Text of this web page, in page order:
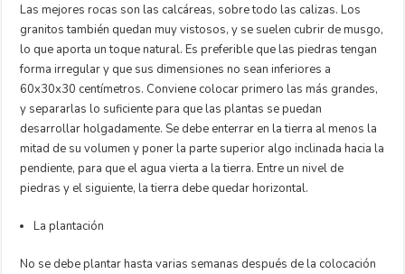
Las mejores rocas son las calcáreas, sobre todo las calizas. Los
granitos también quedan muy vistosos, y se suelen cubrir de musgo,
lo que aporta un toque natural. Es preferible que las piedras tengan
forma irregular y que sus dimensiones no sean inferiores a
60x30x30 centímetros. Conviene colocar primero las más grandes,
y separarlas lo suficiente para que las plantas se puedan
desarrollar holgadamente. Se debe enterrar en la tierra al menos la
mitad de su volumen y poner la parte superior algo inclinada hacia la
pendiente, para que el agua vierta a la tierra. Entre un nivel de
piedras y el siguiente, la tierra debe quedar horizontal.
La plantación
No se debe plantar hasta varias semanas después de la colocación